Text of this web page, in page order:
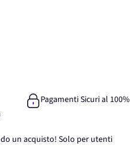
Pagamenti Sicuri al 100%
un acquisto! Solo per utenti